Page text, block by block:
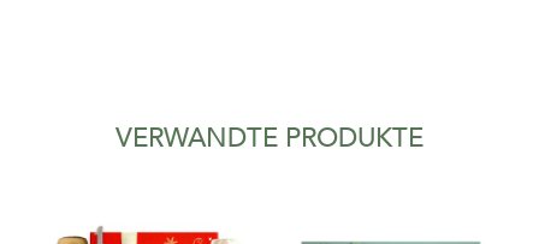
VERWANDTE PRODUKTE